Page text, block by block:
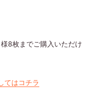
8枚までご購入いただけ
てはコチラ